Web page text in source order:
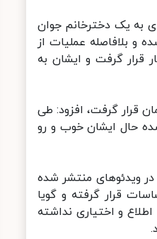
به یک دخترخانم جوان
بلافاصله عملیات از
گرفت و ایشان به
قرار گرفت، افزود: طی
حال ایشان خوب و رو
ویدئوهای منتشر شده
قرار گرفته و گویا
و اختیاری نداشته